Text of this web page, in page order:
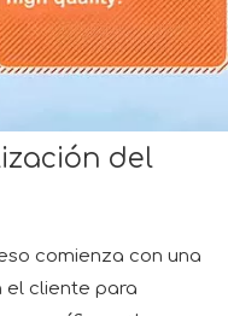
del
comienza con una
el cliente para